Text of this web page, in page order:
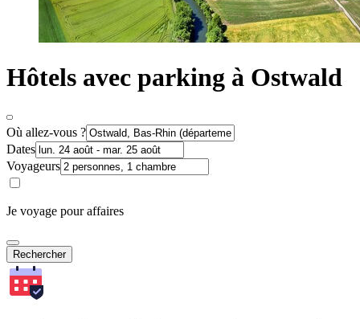
Hôtels avec parking à Ostwald
Où allez-vous ?
Dates
Voyageurs
Je voyage pour affaires
Rechercher